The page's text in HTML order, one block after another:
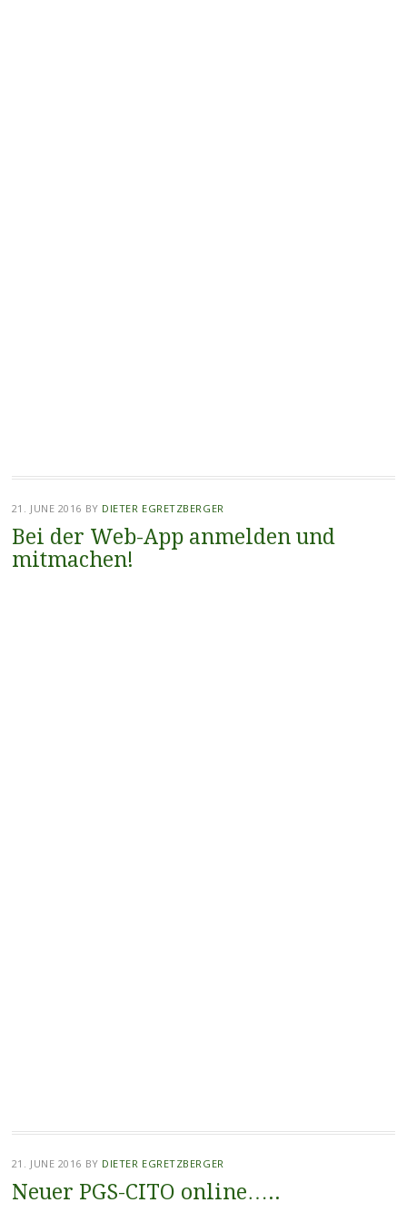
21. JUNE 2016 BY DIETER EGRETZBERGER
Bei der Web-App anmelden und
mitmachen!
21. JUNE 2016 BY DIETER EGRETZBERGER
Neuer PGS-CITO online…..